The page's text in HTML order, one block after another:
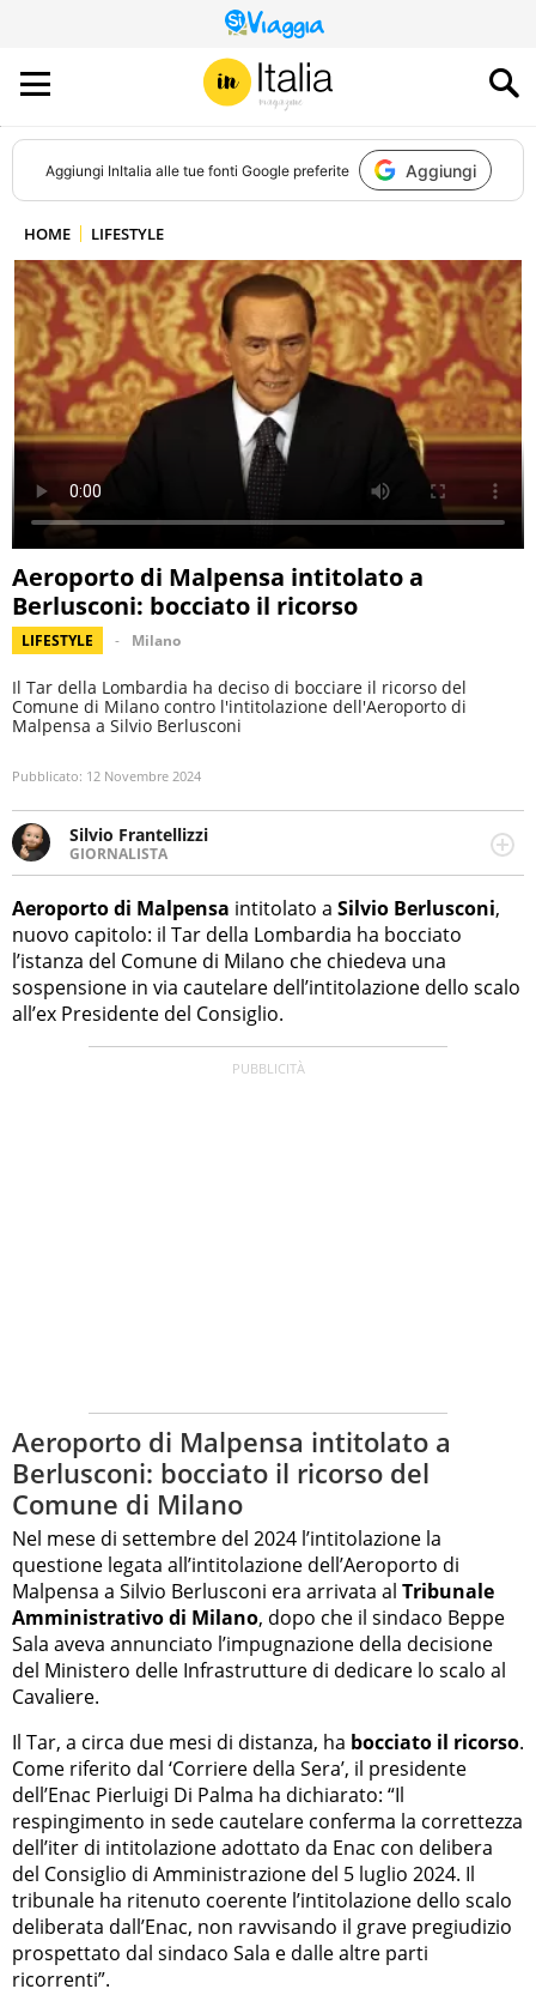
QUESTO
SITO
CONTRIBUISCE
ALL’AUDIENCE
DI
Aggiungi InItalia alle tue fonti Google preferite Aggiungi
HOME LIFESTYLE
Aeroporto di Malpensa intitolato a
Berlusconi: bocciato il ricorso
LIFESTYLE Milano
Il Tar della Lombardia ha deciso di bocciare il ricorso del
Comune di Milano contro l'intitolazione dell'Aeroporto di
Malpensa a Silvio Berlusconi
Pubblicato: 12 Novembre 2024
Silvio Frantellizzi
GIORNALISTA
Giornalista pubblicista. Da oltre dieci anni si occupa di
informazione sul web, scrivendo di sport, attualità,
cronaca, motori, spettacolo e videogame.
Aeroporto di Malpensa intitolato a Silvio Berlusconi,
nuovo capitolo: il Tar della Lombardia ha bocciato
l’istanza del Comune di Milano che chiedeva una
sospensione in via cautelare dell’intitolazione dello scalo
all’ex Presidente del Consiglio.
Aeroporto di Malpensa intitolato a
Berlusconi: bocciato il ricorso del
Comune di Milano
Nel mese di settembre del 2024 l’intitolazione la
questione legata all’intitolazione dell’Aeroporto di
Malpensa a Silvio Berlusconi era arrivata al Tribunale
Amministrativo di Milano, dopo che il sindaco Beppe
Sala aveva annunciato l’impugnazione della decisione
del Ministero delle Infrastrutture di dedicare lo scalo al
Cavaliere.
Il Tar, a circa due mesi di distanza, ha bocciato il ricorso.
Come riferito dal ‘Corriere della Sera’, il presidente
dell’Enac Pierluigi Di Palma ha dichiarato: “Il
respingimento in sede cautelare conferma la correttezza
dell’iter di intitolazione adottato da Enac con delibera
del Consiglio di Amministrazione del 5 luglio 2024. Il
tribunale ha ritenuto coerente l’intitolazione dello scalo
deliberata dall’Enac, non ravvisando il grave pregiudizio
prospettato dal sindaco Sala e dalle altre parti
ricorrenti”.